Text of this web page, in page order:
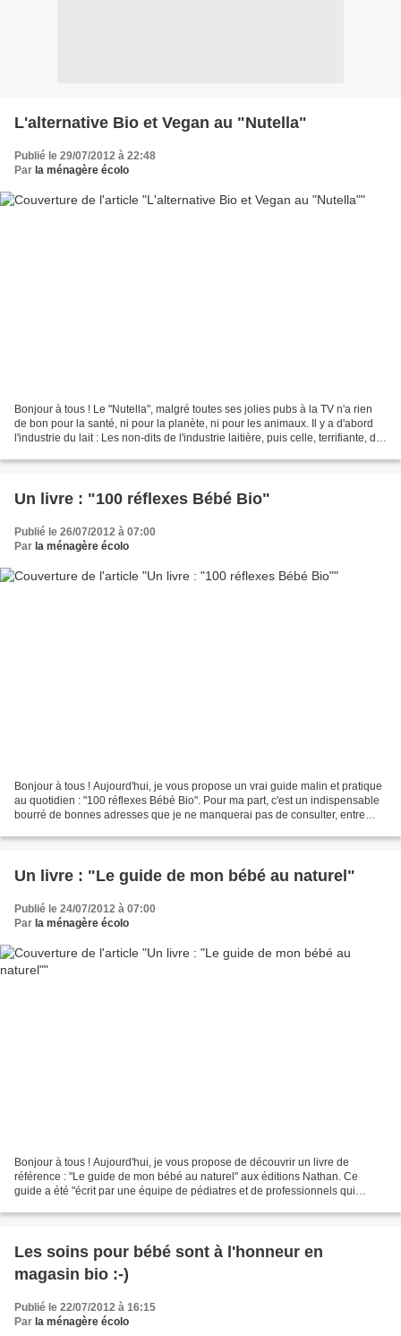
L'alternative Bio et Vegan au "Nutella"
Publié le 29/07/2012 à 22:48
Par la ménagère écolo
Bonjour à tous ! Le "Nutella", malgré toutes ses jolies pubs à la TV n'a rien
de bon pour la santé, ni pour la planète, ni pour les animaux. Il y a d'abord
l'industrie du lait : Les non-dits de l'industrie laitière, puis celle, terrifiante, de
Un livre : "100 réflexes Bébé Bio"
Publié le 26/07/2012 à 07:00
Par la ménagère écolo
Bonjour à tous ! Aujourd'hui, je vous propose un vrai guide malin et pratique
au quotidien : "100 réflexes Bébé Bio". Pour ma part, c'est un indispensable
bourré de bonnes adresses que je ne manquerai pas de consulter, entre
Un livre : "Le guide de mon bébé au naturel"
Publié le 24/07/2012 à 07:00
Par la ménagère écolo
Bonjour à tous ! Aujourd'hui, je vous propose de découvrir un livre de
référence : "Le guide de mon bébé au naturel" aux éditions Nathan. Ce
guide a été "écrit par une équipe de pédiatres et de professionnels qui
Les soins pour bébé sont à l'honneur en
magasin bio :-)
Publié le 22/07/2012 à 16:15
Par la ménagère écolo